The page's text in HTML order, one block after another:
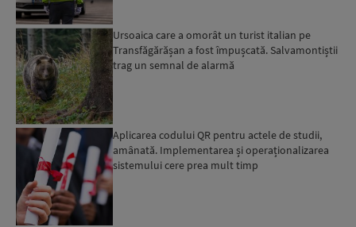
Ursoaica care a omorât un turist italian pe
Transfăgărășan a fost împușcată. Salvamontiștii
trag un semnal de alarmă
Aplicarea codului QR pentru actele de studii,
amânată. Implementarea și operaționalizarea
sistemului cere prea mult timp